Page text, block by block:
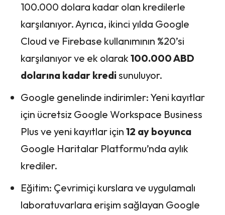
100.000 dolara kadar olan kredilerle
karşılanıyor. Ayrıca, ikinci yılda Google
Cloud ve Firebase kullanımının %20’si
karşılanıyor ve ek olarak100.000 ABD
dolarına kadar kredisunuluyor.
Google genelinde indirimler: Yeni kayıtlar
için ücretsiz Google Workspace Business
Plus ve yeni kayıtlar için 12 ay boyunca
Google Haritalar Platformu’nda aylık
krediler.
Eğitim: Çevrimiçi kurslara ve uygulamalı
laboratuvarlara erişim sağlayan Google